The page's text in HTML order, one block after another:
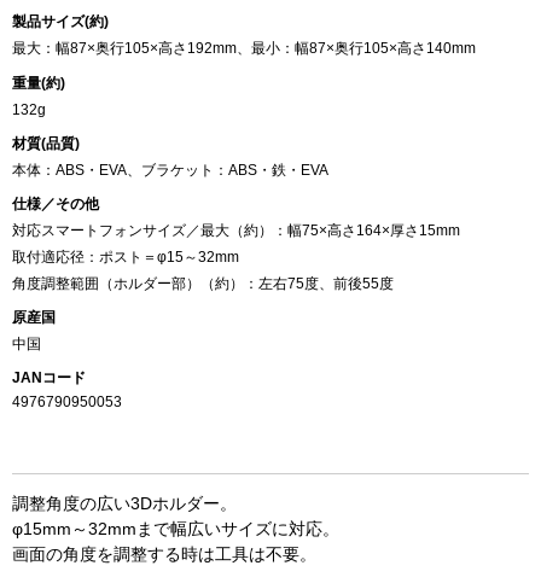
製品サイズ(約)
最大：幅87×奥行105×高さ192mm、最小：幅87×奥行105×高さ140mm
重量(約)
132g
材質(品質)
本体：ABS・EVA、ブラケット：ABS・鉄・EVA
仕様／その他
対応スマートフォンサイズ／最大（約）：幅75×高さ164×厚さ15mm
取付適応径：ポスト＝φ15～32mm
角度調整範囲（ホルダー部）（約）：左右75度、前後55度
原産国
中国
JANコード
4976790950053
調整角度の広い3Dホルダー。
φ15mm～32mmまで幅広いサイズに対応。
画面の角度を調整する時は工具は不要。